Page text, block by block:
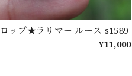
ップ★ラリマー ルース s1589
¥11,000